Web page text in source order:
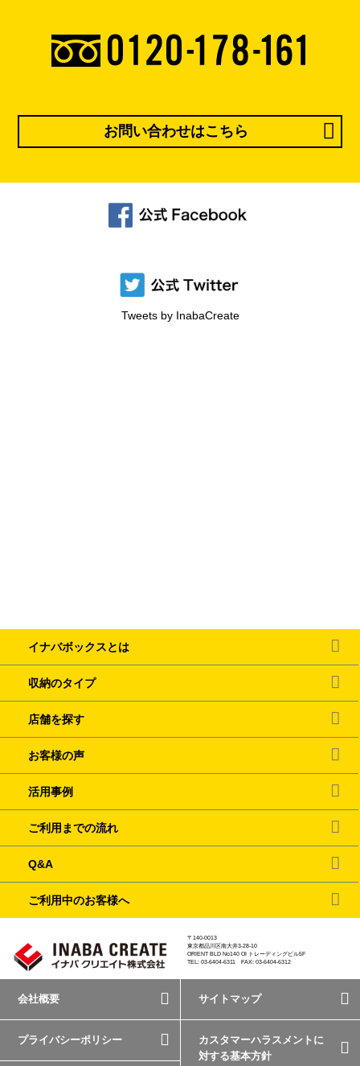
お問い合わせはこちら
Tweets by InabaCreate
イナバボックスとは
収納のタイプ
店舗を探す
お客様の声
活用事例
ご利用までの流れ
Q&A
ご利用中のお客様へ
〒140-0013
東京都品川区南大井3-28-10
ORIENT BLD No140 OI トレーディングビル5F
TEL: 03-6404-6311 FAX: 03-6404-6312
会社概要 サイトマップ
プライバシーポリシー
カスタマーハラスメントに
対する基本方針